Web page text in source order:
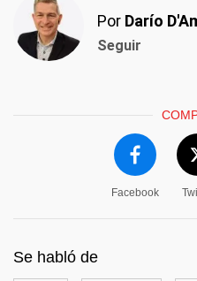
Por Darío
Seguir
Facebook
Se habló de